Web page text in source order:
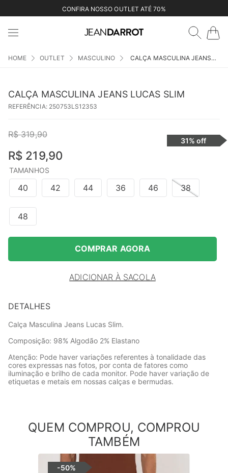
CONFIRA NOSSO OUTLET ATÉ 70%
OUTLET MASCULINO CALÇA MASCULINA JEANS LUCAS SLIM
CALÇA MASCULINA JEANS LUCAS SLIM
REFERÊNCIA: 250753LS12353
R$ 319,90
R$ 219,90
31% off
TAMANHOS
40 42 44 36 46 38
48
COMPRAR AGORA
ADICIONAR À SACOLA
DETALHES
Calça Masculina Jeans Lucas Slim.
Composição: 98% Algodão 2% Elastano
Atenção: Pode haver variações referentes à tonalidade das
cores expressas nas fotos, por conta de fatores como
iluminação e brilho de cada monitor. Pode haver variação de
etiquetas e metais em nossas calças e bermudas.
QUEM COMPROU, COMPROU
TAMBÉM
-50%